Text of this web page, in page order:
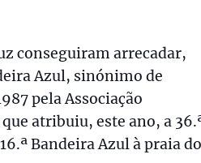
conseguiram arrecadar,
Azul, sinónimo de
pela Associação
atribuiu, este ano, a
Bandeira Azul à praia do